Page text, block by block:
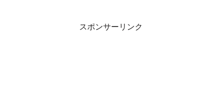
スポンサーリンク